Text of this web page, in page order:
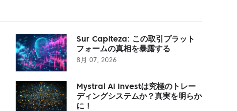
Sur Capiteza: この取引プラット
フォームの真相を暴露する
8月 07, 2026
Mystral Ai Investは究極のトレー
ディングシステムか？真実を明らか
に！